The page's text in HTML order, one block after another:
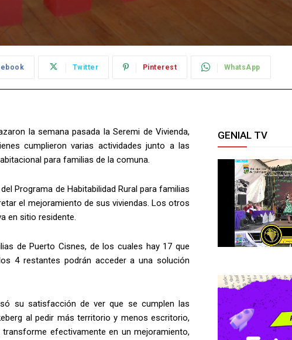
Twitter Pinterest WhatsApp
la semana pasada la Seremi de Vivienda,
cumplieron varias actividades junto a las
para familias de la comuna.
Programa de Habitabilidad Rural para familias
el mejoramiento de sus viviendas. Los otros
en sitio residente.
de Puerto Cisnes, de los cuales hay 17 que
4 restantes podrán acceder a una solución
su satisfacción de ver que se cumplen las
al pedir más territorio y menos escritorio,
efectivamente en un mejoramiento,
GENIAL TV